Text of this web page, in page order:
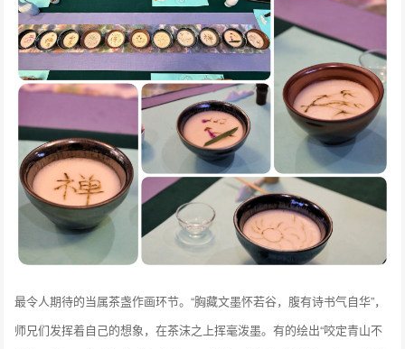
最令人期待的当属茶盏作画环节。“胸藏文墨怀若谷，腹有诗书气自华”，
师兄们发挥着自己的想象，在茶沫之上挥毫泼墨。有的绘出“咬定青山不